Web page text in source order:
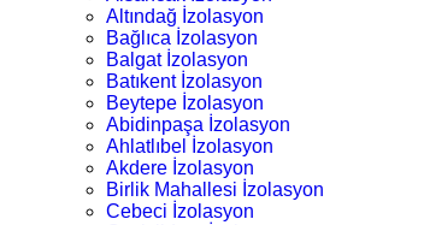
Altındağ İzolasyon
Bağlıca İzolasyon
Balgat İzolasyon
Batıkent İzolasyon
Beytepe İzolasyon
Abidinpaşa İzolasyon
Ahlatlıbel İzolasyon
Akdere İzolasyon
Birlik Mahallesi İzolasyon
Cebeci İzolasyon